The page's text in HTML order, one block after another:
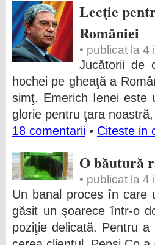
Lecţie
României
• publicat la 4
Jucătorii de
hochei pe gheaţă a
simţ. Emerich Ienei este
glorie pentru ţara
18 comentarii • Citeste in
O băutură
• publicat la 4
Un banal proces în care
găsit un şoarece într-o
poziţie delicată. Pentru